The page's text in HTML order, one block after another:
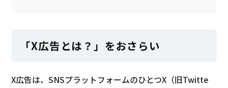
「X広告とは？」をおさらい
X広告は、SNSプラットフォームのひとつX（旧Twitte